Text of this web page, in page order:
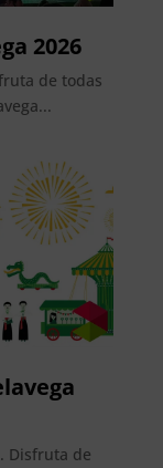
2026
de todas
Disfruta de